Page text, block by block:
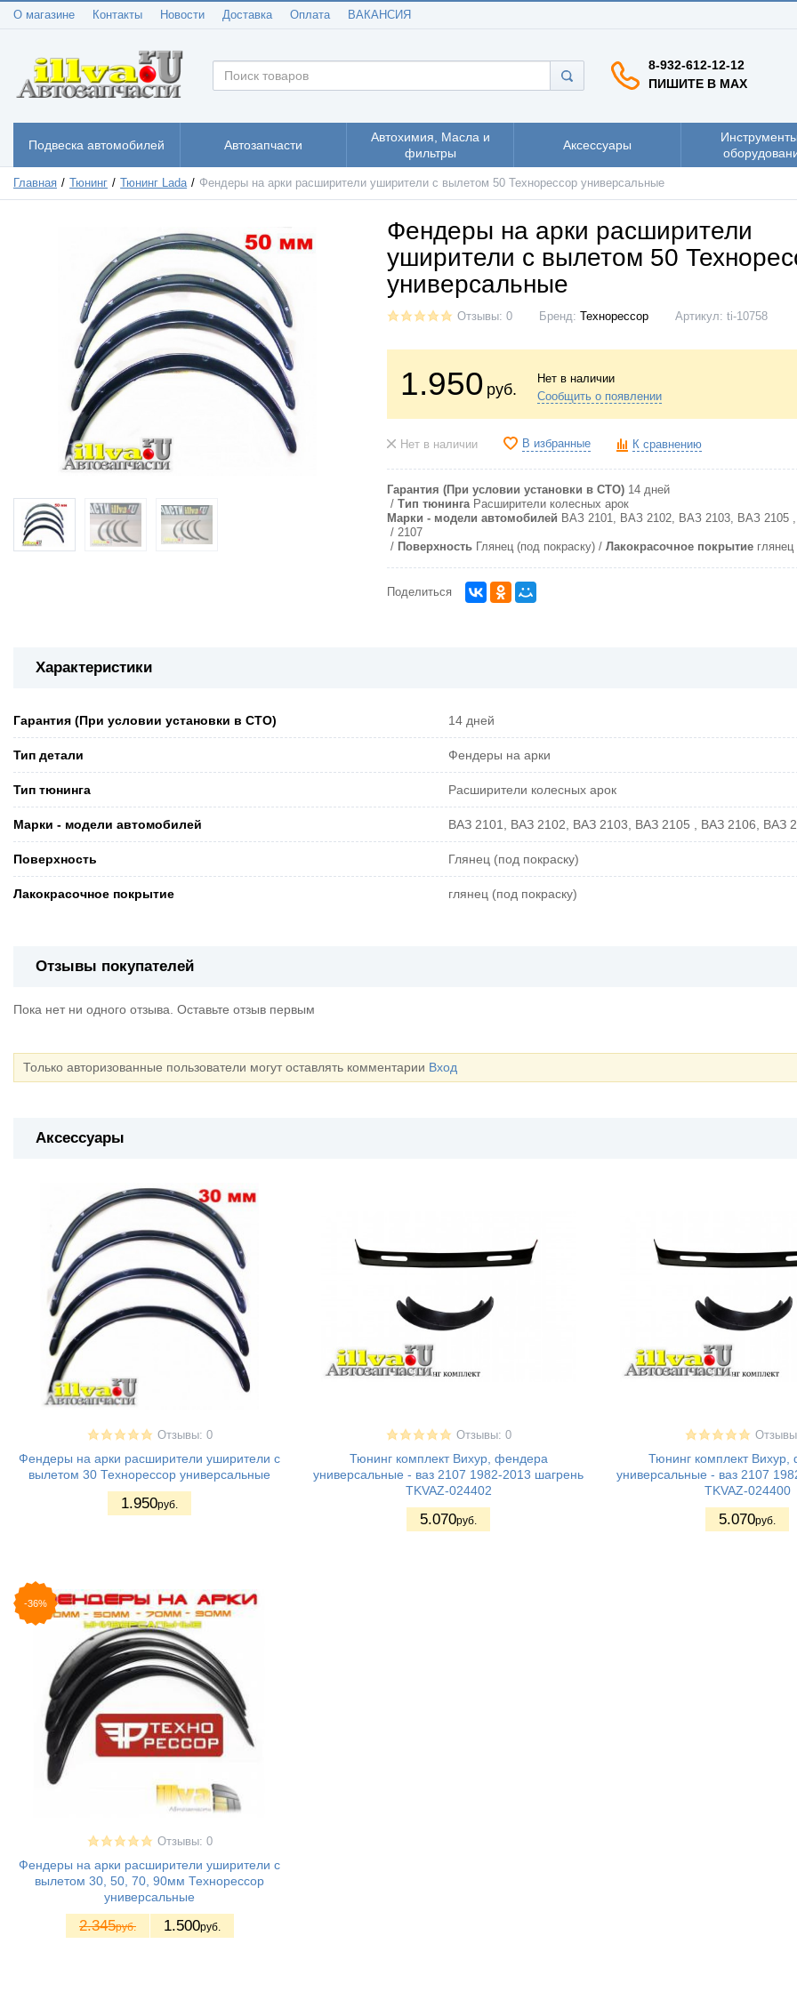
О магазине Контакты Новости Доставка Оплата ВАКАНСИЯ
8-932-612-12-12
ПИШИТЕ В MAX
Подвеска автомобилей Автозапчасти
Автохимия, Масла и
фильтры
Аксессуары
Главная Тюнинг Тюнинг Lada Фендеры на арки расширители уширители с вылетом 50 Технорессор универсальные
Фендеры на арки расширители
уширители с вылетом 50
универсальные
Отзывы: 0 Бренд: Технорессор Артикул: ti-10758
1.950 руб.
Нет в наличии
Сообщить о появлении
Нет в наличии В избранные К сравнению
Гарантия (При условии установки в СТО) 14 дней
Тип тюнинга Расширители колесных арок
Марки - модели автомобилей ВАЗ 2101, ВАЗ 2102, ВАЗ 2103, ВАЗ 2105
2107
Поверхность Глянец (под покраску) Лакокрасочное покрытие
Поделиться
Характеристики
Гарантия (При условии установки в СТО) 14 дней
Тип детали Фендеры на арки
Тип тюнинга Расширители колесных арок
Марки - модели автомобилей ВАЗ 2101, ВАЗ 2102, ВАЗ 2103, ВАЗ 2105 , ВАЗ 2106, ВАЗ
Поверхность Глянец (под покраску)
Лакокрасочное покрытие глянец (под покраску)
Отзывы покупателей
Пока нет ни одного отзыва. Оставьте отзыв первым
Только авторизованные пользователи могут оставлять комментарии Вход
Аксессуары
Отзывы: 0
Фендеры на арки расширители уширители с
вылетом 30 Технорессор универсальные
1.950руб.
Отзывы: 0
Тюнинг комплект Вихур, фендера
универсальные - ваз 2107 1982-2013 шагрень
TKVAZ-024402
5.070руб.
Тюнинг комплект Вихур,
универсальные - ваз 2107
TKVAZ-024400
5.070руб.
-36%
Отзывы: 0
Фендеры на арки расширители уширители с
вылетом 30, 50, 70, 90мм Технорессор
универсальные
2.345руб. 1.500руб.